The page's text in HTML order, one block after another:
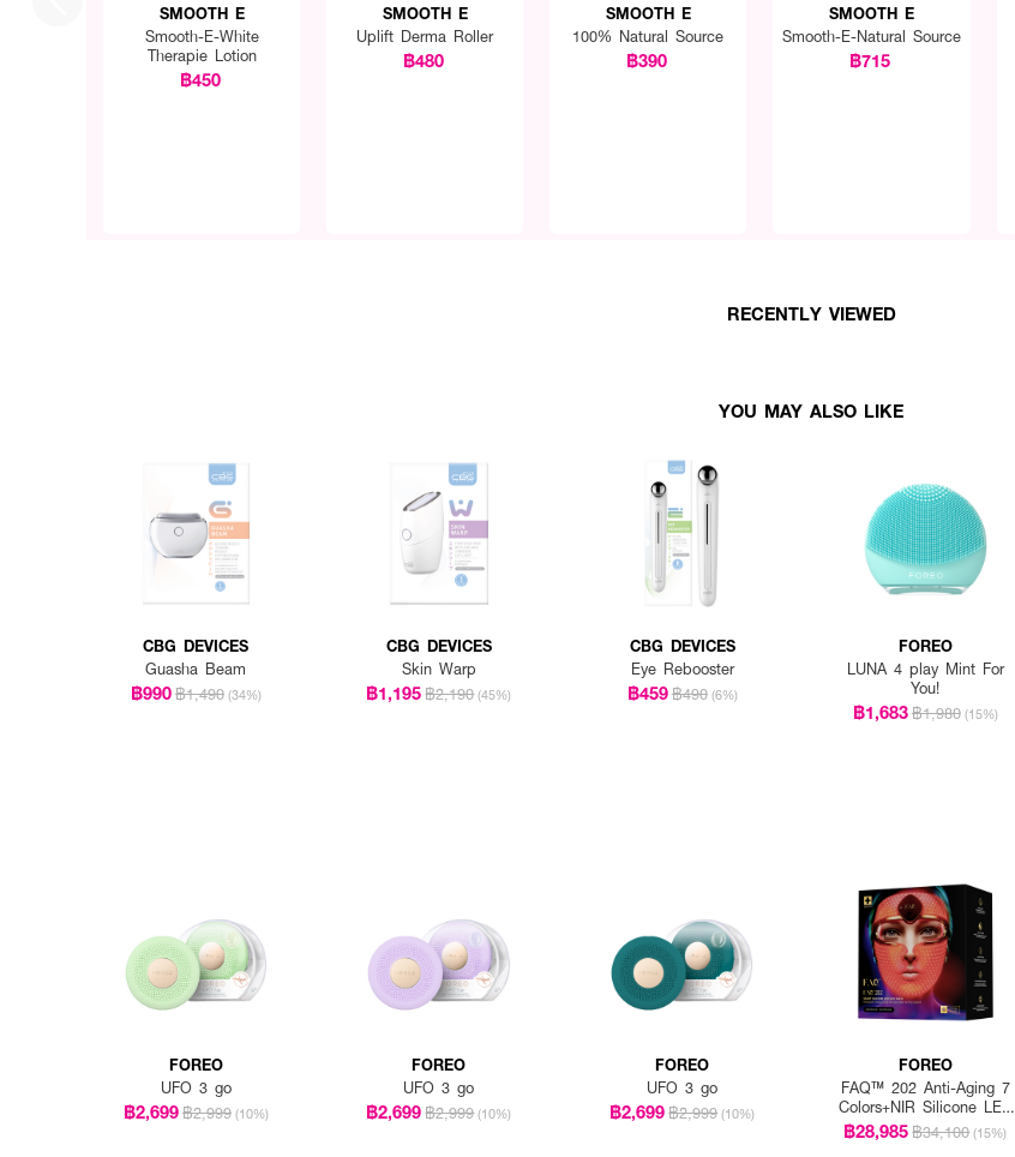
SMOOTH E
Smooth-E-White
Therapie Lotion
฿450
SMOOTH E
Uplift Derma Roller
฿480
SMOOTH E
100% Natural Source
฿390
SMOOTH E
Smooth-E-Natural Source
฿715
RECENTLY VIEWED
YOU MAY ALSO LIKE
CBG DEVICES
Guasha Beam
฿990฿1,490 (34%)
CBG DEVICES
Skin Warp
฿1,195฿2,190 (45%)
CBG DEVICES
Eye Rebooster
฿459฿490 (6%)
FOREO
LUNA 4 play Mint For
You!
฿1,683฿1,980 (15%)
FOREO
UFO 3 go
฿2,699฿2,999 (10%)
FOREO
UFO 3 go
฿2,699฿2,999 (10%)
FOREO
UFO 3 go
฿2,699฿2,999 (10%)
FOREO
FAQ™ 202 Anti-Aging 7
Colors+NIR Silicone LED
Face Mask
฿28,985฿34,100 (15%)